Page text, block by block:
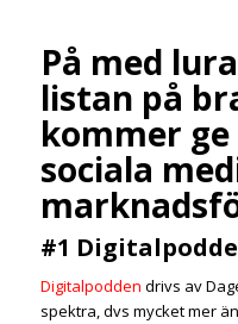
På med
listan på
kommer
sociala
#1
Digitalpodden drivs av
spektra, dvs mycket mer